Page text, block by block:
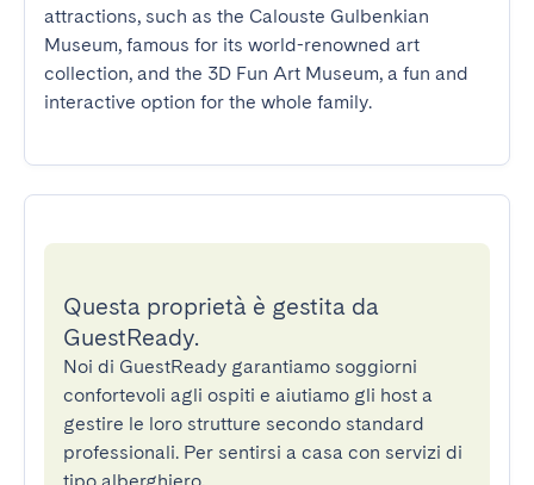
attractions, such as the Calouste Gulbenkian
Museum, famous for its world-renowned art
collection, and the 3D Fun Art Museum, a fun and
interactive option for the whole family.
Questa proprietà è gestita da
GuestReady.
Noi di GuestReady garantiamo soggiorni
confortevoli agli ospiti e aiutiamo gli host a
gestire le loro strutture secondo standard
professionali. Per sentirsi a casa con servizi di